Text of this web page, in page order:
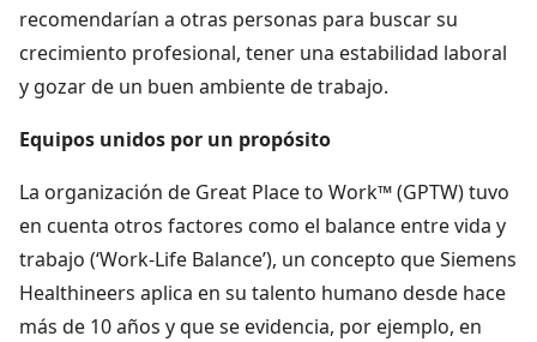
recomendarían a otras personas para buscar su
crecimiento profesional, tener una estabilidad laboral
y gozar de un buen ambiente de trabajo.
Equipos unidos por un propósito
La organización de Great Place to Work™ (GPTW) tuvo
en cuenta otros factores como el balance entre vida y
trabajo (‘Work-Life Balance’), un concepto que Siemens
Healthineers aplica en su talento humano desde hace
más de 10 años y que se evidencia, por ejemplo, en